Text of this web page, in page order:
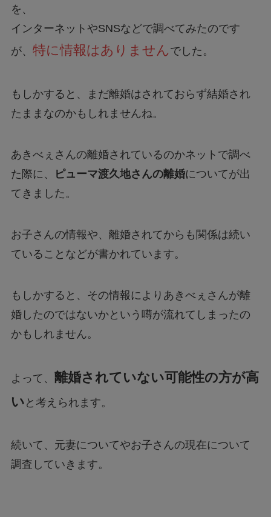
を、
インターネットやSNSなどで調べてみたのです
が、 特に情報はありません でした。
もしかすると、まだ離婚はされておらず結婚され
たままなのかもしれませんね。
あきべぇさんの離婚されているのかネットで調べ
た際に、
ピューマ渡久地さんの離婚についてが出
てきました。
お子さんの情報や、離婚されてからも関係は続い
ていることなどが書かれています。
もしかすると、その情報によりあきべぇさんが離
婚したのではないかという噂が流れてしまったの
かもしれません。
よって、 離婚されていない可能性の方が高
い と考えられます。
続いて、元妻についてやお子さんの現在について
調査していきます。